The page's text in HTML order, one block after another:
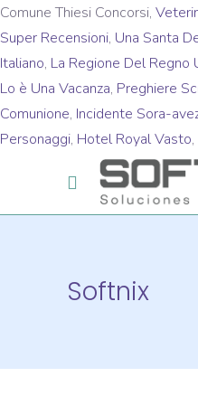
Comune Thiesi Concorsi,
Super Recensioni, Una Santa
Italiano, La Regione Del Regno
Lo è Una Vacanza, Preghiere
Comunione, Incidente Sora-
Personaggi, Hotel Royal Vasto
Softnix